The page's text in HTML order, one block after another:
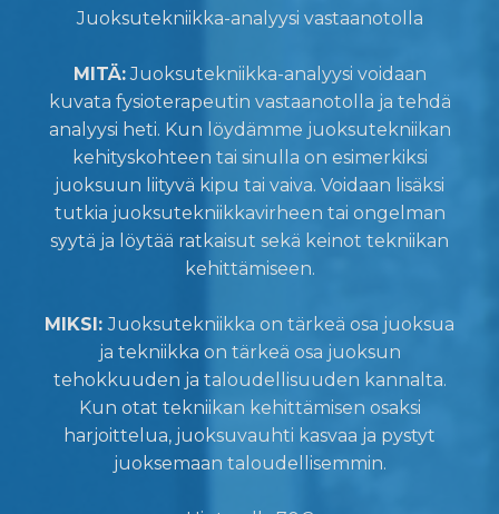
Juoksutekniikka-analyysi vastaanotolla
MITÄ:Juoksutekniikka-analyysi voidaan
kuvata fysioterapeutin vastaanotolla ja tehdä
analyysi heti. Kun löydämme juoksutekniikan
kehityskohteen tai sinulla on esimerkiksi
juoksuun liityvä kipu tai vaiva. Voidaan lisäksi
tutkia juoksutekniikkavirheen tai ongelman
syytä ja löytää ratkaisut sekä keinot tekniikan
kehittämiseen.
MIKSI:Juoksutekniikka on tärkeä osa juoksua
ja tekniikka on tärkeä osa juoksun
tehokkuuden ja taloudellisuuden kannalta.
Kun otat tekniikan kehittämisen osaksi
harjoittelua, juoksuvauhti kasvaa ja pystyt
juoksemaan taloudellisemmin.